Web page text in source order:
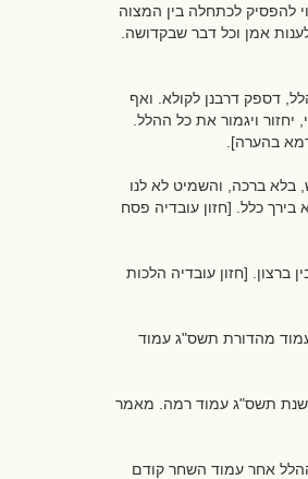
להפסיק לכתחלה בין המצוה
אמן וכל דבר שבקדושה.
דספק דרבנן לקולא. ואף
ויגמור את כל ההלל.
בהערה].
ברכה, והשמיט לא לנו
בירך כלל. [חזון עובדיה פסח
[חזון עובדיה הלכות
עמוד מהדורת תשס"ג עמוד
שנת תשס"ג עמוד רמה. מאמר
אחר עמוד השחר קודם